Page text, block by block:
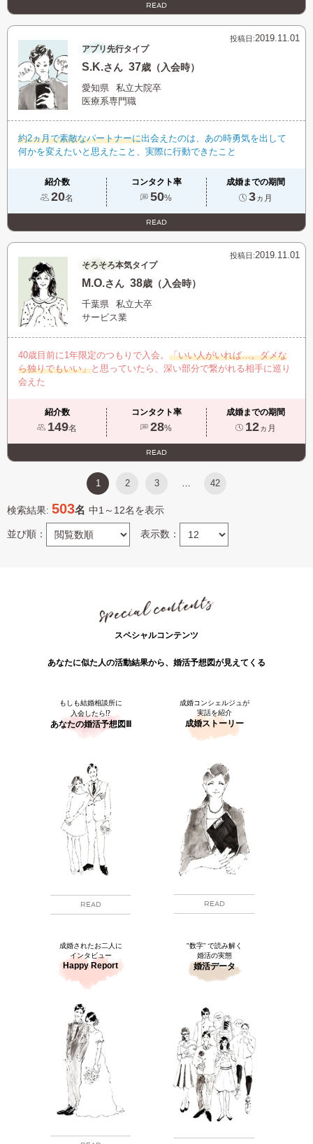
READ
投稿日:2019.11.01
アプリ先行タイプ
S.K.さん 37歳（入会時）
愛知県
私立大院卒
医療系専門職
約2ヵ月で素敵なパートナーに出会えたのは、あの時勇気を出して
何かを変えたいと思えたこと、実際に行動できたこと
紹介数
20名
コンタクト率
50%
成婚までの期間
3ヵ月
READ
投稿日:2019.11.01
そろそろ本気タイプ
M.O.さん 38歳（入会時）
千葉県
私立大卒
サービス業
40歳目前に1年限定のつもりで入会。 「いい人がいれば…。ダメな
ら独りでもいい」と思っていたら、深い部分で繋がれる相手に巡り
会えた
紹介数
149名
コンタクト率
28%
成婚までの期間
12ヵ月
READ
1 2 3 … 42
検索結果: 503名 中1～12名を表示
並び順： 表示数：
スペシャルコンテンツ
あなたに似た人の活動結果から、婚活予想図が見えてくる
もしも結婚相談所に
入会したら⁉
あなたの婚活予想図Ⅲ
READ
成婚コンシェルジュが
実話を紹介
成婚ストーリー
READ
成婚されたお二人に
インタビュー
Happy Report
"数字” で読み解く
婚活の実態
婚活データ